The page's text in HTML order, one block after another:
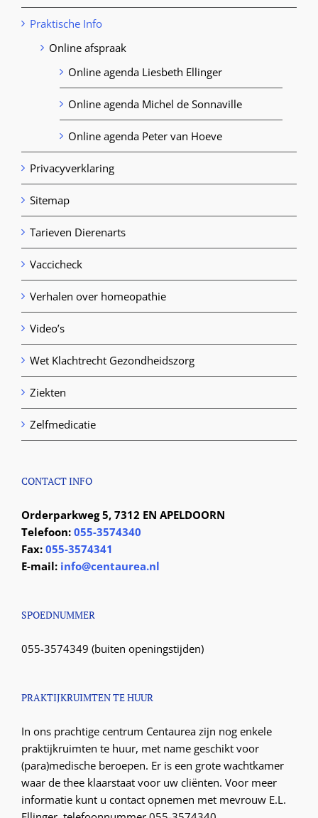
Praktische Info
Online afspraak
Online agenda Liesbeth Ellinger
Online agenda Michel de Sonnaville
Online agenda Peter van Hoeve
Privacyverklaring
Sitemap
Tarieven Dierenarts
Vaccicheck
Verhalen over homeopathie
Video’s
Wet Klachtrecht Gezondheidszorg
Ziekten
Zelfmedicatie
CONTACT INFO
Orderparkweg 5, 7312 EN APELDOORN
Telefoon: 055-3574340
Fax: 055-3574341
E-mail: info@centaurea.nl
SPOEDNUMMER
055-3574349 (buiten openingstijden)
PRAKTIJKRUIMTEN TE HUUR
In ons prachtige centrum Centaurea zijn nog enkele
praktijkruimten te huur, met name geschikt voor
(para)medische beroepen. Er is een grote wachtkamer
waar de thee klaarstaat voor uw cliënten. Voor meer
informatie kunt u contact opnemen met mevrouw E.L.